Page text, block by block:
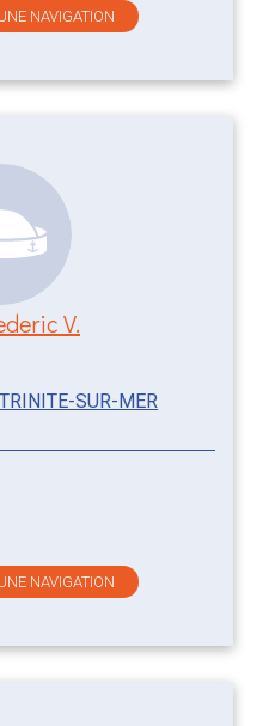
NAVIGATION
V.
SUR-MER
NAVIGATION